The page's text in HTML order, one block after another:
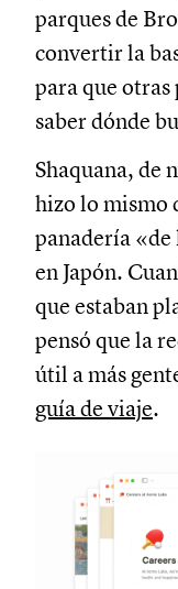
parques de
convertir la
para que otras
saber dónde
Shaquana, de
hizo lo mismo
panadería «de
en Japón.
que estaban
pensó que la
útil a más
guía de viaje.